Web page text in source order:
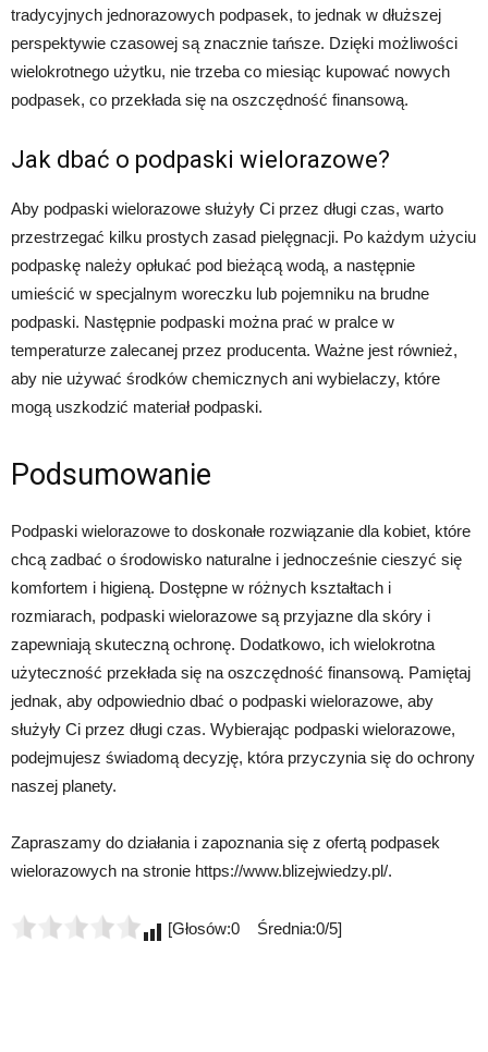
tradycyjnych jednorazowych podpasek, to jednak w dłuższej
perspektywie czasowej są znacznie tańsze. Dzięki możliwości
wielokrotnego użytku, nie trzeba co miesiąc kupować nowych
podpasek, co przekłada się na oszczędność finansową.
Jak dbać o podpaski wielorazowe?
Aby podpaski wielorazowe służyły Ci przez długi czas, warto
przestrzegać kilku prostych zasad pielęgnacji. Po każdym użyciu
podpaskę należy opłukać pod bieżącą wodą, a następnie
umieścić w specjalnym woreczku lub pojemniku na brudne
podpaski. Następnie podpaski można prać w pralce w
temperaturze zalecanej przez producenta. Ważne jest również,
aby nie używać środków chemicznych ani wybielaczy, które
mogą uszkodzić materiał podpaski.
Podsumowanie
Podpaski wielorazowe to doskonałe rozwiązanie dla kobiet, które
chcą zadbać o środowisko naturalne i jednocześnie cieszyć się
komfortem i higieną. Dostępne w różnych kształtach i
rozmiarach, podpaski wielorazowe są przyjazne dla skóry i
zapewniają skuteczną ochronę. Dodatkowo, ich wielokrotna
użyteczność przekłada się na oszczędność finansową. Pamiętaj
jednak, aby odpowiednio dbać o podpaski wielorazowe, aby
służyły Ci przez długi czas. Wybierając podpaski wielorazowe,
podejmujesz świadomą decyzję, która przyczynia się do ochrony
naszej planety.
Zapraszamy do działania i zapoznania się z ofertą podpasek
wielorazowych na stronie https://www.blizejwiedzy.pl/.
[Głosów:0 Średnia:0/5]